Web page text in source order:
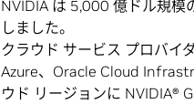
NVIDIA は 5,000 億ドル規
しました。
クラウド サービス プロバ
Azure、Oracle Cloud
ウド リージョンに NVIDIA®